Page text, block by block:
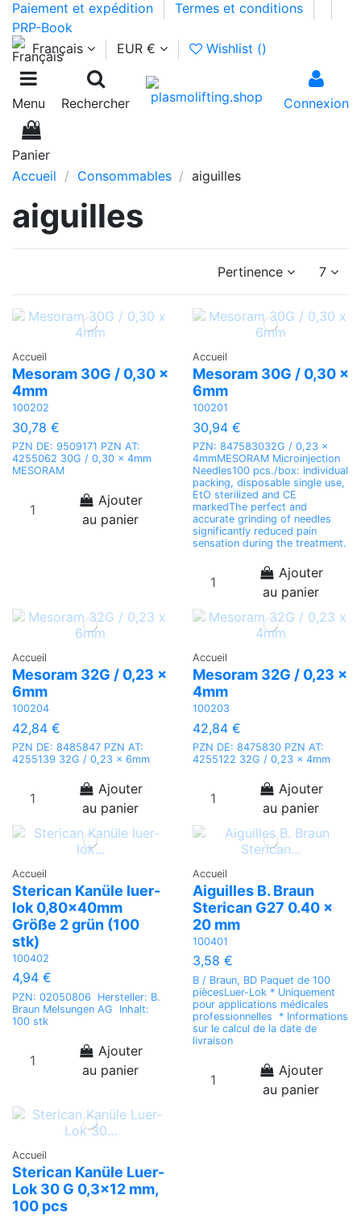
Paiement et expédition
Termes et conditions
PRP-Book
Français
EUR € Wishlist ()
Menu Rechercher Connexion
0
Panier
Accueil
Consommables aiguilles
aiguilles
Pertinence 7
Accueil
Mesoram 30G / 0,30 x
4mm
100202
30,78 €
PZN DE: 9509171 PZN AT:
4255062 30G / 0,30 x 4mm
MESORAM
Ajouter
au panier
Accueil
Mesoram 30G / 0,30 x
6mm
100201
30,94 €
PZN: 847583032G / 0,23 x
4mmMESORAM Microinjection
Needles100 pcs./box: individual
packing, disposable single use,
EtO sterilized and CE
markedThe perfect and
accurate grinding of needles
significantly reduced pain
sensation during the treatment.
Ajouter
au panier
Accueil
Mesoram 32G / 0,23 x
6mm
100204
42,84 €
PZN DE: 8485847 PZN AT:
4255139 32G / 0,23 x 6mm
Ajouter
au panier
Accueil
Mesoram 32G / 0,23 x
4mm
100203
42,84 €
PZN DE: 8475830 PZN AT:
4255122 32G / 0,23 x 4mm
Ajouter
au panier
Accueil
Sterican Kanüle luer-
lok 0,80x40mm
Größe 2 grün (100
stk)
100402
4,94 €
PZN: 02050806 Hersteller: B.
Braun Melsungen AG Inhalt:
100 stk
Ajouter
au panier
Accueil
Aiguilles B. Braun
Sterican G27 0.40 x
20 mm
100401
3,58 €
B / Braun, BD Paquet de 100
piècesLuer-Lok * Uniquement
pour applications médicales
professionnelles * Informations
sur le calcul de la date de
livraison
Ajouter
au panier
Accueil
Sterican Kanüle Luer-
Lok 30 G 0,3x12 mm,
100 pcs